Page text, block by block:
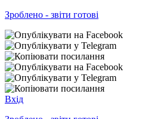
Зроблено - звіти готові
Вхід